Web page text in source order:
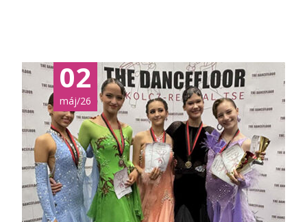
02
máj/26